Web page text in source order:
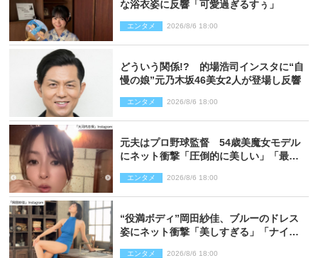
な浴衣姿に反響「可愛過ぎるすぅ」
エンタメ 2026/8/6 18:00
どういう関係!? 的場浩司インスタに“自
慢の娘”元乃木坂46美女2人が登場し反響
エンタメ 2026/8/6 18:00
元夫はプロ野球監督 54歳美魔女モデル
にネット衝撃「圧倒的に美しい」「最強
エンタメ 2026/8/6 18:00
“役満ボディ”岡田紗佳、ブルーのドレス
姿にネット衝撃「美しすぎる」「ナイ
エンタメ 2026/8/6 18:00